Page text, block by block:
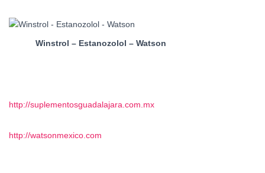
Winstrol – Estanozolol – Watson
http://suplementosguadalajara.com.mx
http://watsonmexico.com